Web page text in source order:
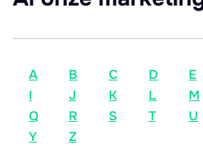
A B C D E
I
J K L M
Q
R S T U
Y
Z